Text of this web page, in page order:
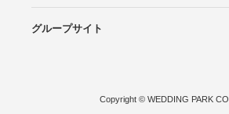
プライバシーポリシー
利用規約
ヘルプ
グループサイト
Copyright © WEDDING PARK